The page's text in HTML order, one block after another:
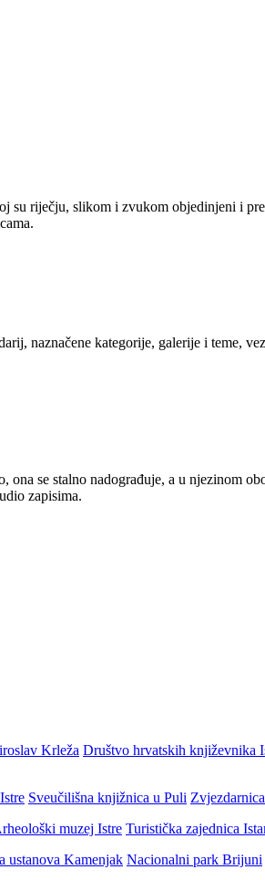
su riječju, slikom i zvukom objedinjeni i
naznačene kategorije, galerije i teme,
ona se stalno nadograđuje, a u njezinom
zapisima.
Krleža Društvo hrvatskih književnika
Sveučilišna knjižnica u Puli
muzej Istre Turistička zajednica
ustanova Kamenjak Nacionalni park Brijuni